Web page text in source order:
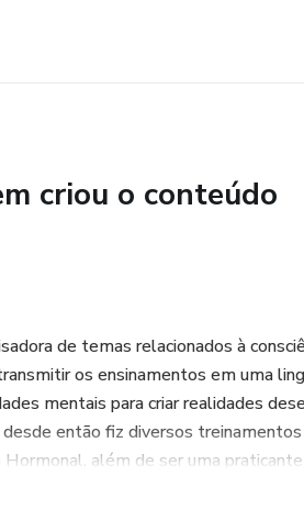
criou o conteúdo
de temas relacionados à
os ensinamentos em uma
mentais para criar realidades
desde então fiz diversos
além de ser uma praticante